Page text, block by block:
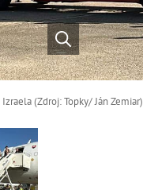
(Zdroj: Topky/ Ján Zemiar)